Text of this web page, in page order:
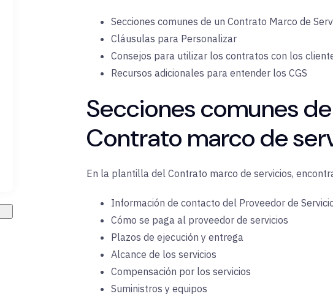
Secciones comunes de un Contrato Marco de
Cláusulas para Personalizar
Consejos para utilizar los contratos con los
Recursos adicionales para entender los CGS
Secciones comunes
Contrato marco de
En la plantilla del Contrato marco de servicios,
Información de contacto del Proveedor de
Cómo se paga al proveedor de servicios
Plazos de ejecución y entrega
Alcance de los servicios
Compensación por los servicios
Suministros y equipos